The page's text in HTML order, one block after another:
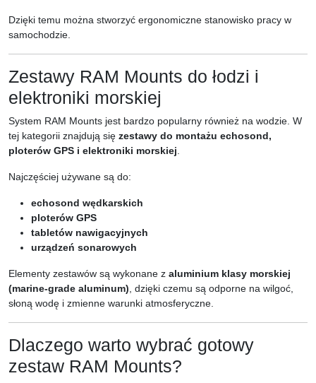
Dzięki temu można stworzyć ergonomiczne stanowisko pracy w
samochodzie.
Zestawy RAM Mounts do łodzi i
elektroniki morskiej
System RAM Mounts jest bardzo popularny również na wodzie. W
tej kategorii znajdują się zestawy do montażu echosond,
ploterów GPS i elektroniki morskiej
Najczęściej używane są do:
echosond wędkarskich
ploterów GPS
tabletów nawigacyjnych
urządzeń sonarowych
Elementy zestawów są wykonane z aluminium klasy morskiej
(marine-grade aluminum) , dzięki czemu są odporne na wilgoć,
słoną wodę i zmienne warunki atmosferyczne.
Dlaczego warto wybrać gotowy
zestaw RAM Mounts?